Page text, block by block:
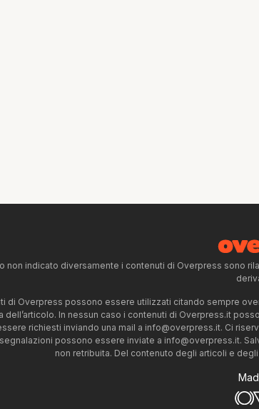
non indicato diversamente i contenuti di Overpress sono
di Overpress possono essere utilizzati citando sempre
dell’articolo. In nessun caso i contenuti di Overpress.it
richiesti inviando una mail a info@overpress.it. Ci
possono essere inviate a info@overpress.it.
non retribuita. Del contenuto degli articoli e